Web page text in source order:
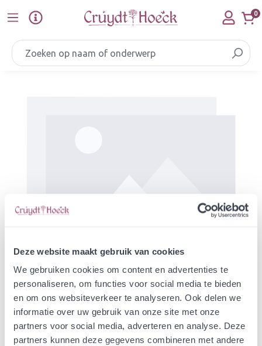
Deze website maakt gebruik van cookies
We gebruiken cookies om content en advertenties te
personaliseren, om functies voor social media te bieden
en om ons websiteverkeer te analyseren. Ook delen we
informatie over uw gebruik van onze site met onze
partners voor social media, adverteren en analyse. Deze
partners kunnen deze gegevens combineren met andere
Ga naar de hoofdinhoud 0
N307 Roggebot
Overijsselzijde -
Stroomdalflora